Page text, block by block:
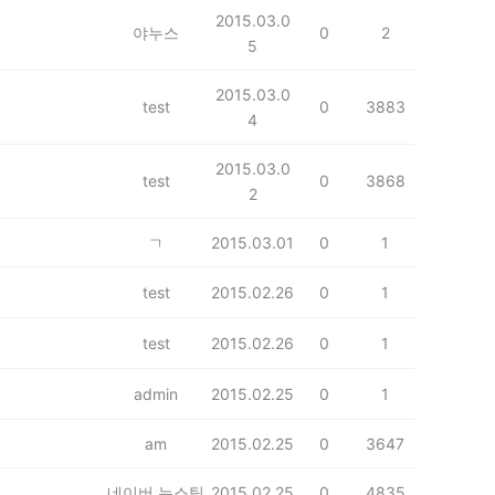
야누스
2015.03.0
5
0 2
test
2015.03.0
4
0 3883
test
2015.03.0
2
0 3868
ㄱ 2015.03.01 0 1
test 2015.02.26 0 1
test 2015.02.26 0 1
admin 2015.02.25 0 1
am 2015.02.25 0 3647